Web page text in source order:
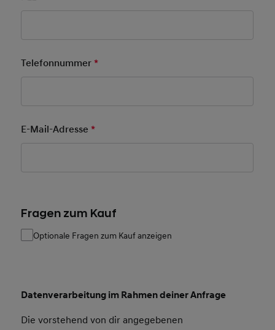
Telefonnummer*
E-Mail-Adresse*
Fragen zum Kauf
Optionale Fragen zum Kauf anzeigen
Datenverarbeitung im Rahmen deiner Anfrage
Die vorstehend von dir angegebenen